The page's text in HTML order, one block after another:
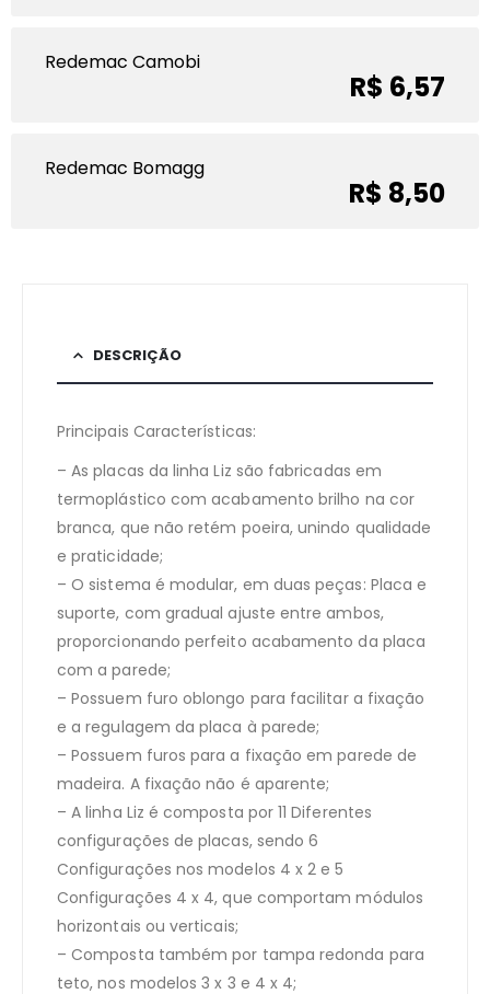
Redemac Camobi
R$ 6,57
Redemac Bomagg
R$ 8,50
DESCRIÇÃO
Principais Características:
– As placas da linha Liz são fabricadas em
termoplástico com acabamento brilho na cor
branca, que não retém poeira, unindo qualidade
e praticidade;
– O sistema é modular, em duas peças: Placa e
suporte, com gradual ajuste entre ambos,
proporcionando perfeito acabamento da placa
com a parede;
– Possuem furo oblongo para facilitar a fixação
e a regulagem da placa à parede;
– Possuem furos para a fixação em parede de
madeira. A fixação não é aparente;
– A linha Liz é composta por 11 Diferentes
configurações de placas, sendo 6
Configurações nos modelos 4 x 2 e 5
Configurações 4 x 4, que comportam módulos
horizontais ou verticais;
– Composta também por tampa redonda para
teto, nos modelos 3 x 3 e 4 x 4;